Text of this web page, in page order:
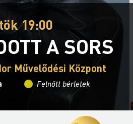
19:00
A SORS
Művelődési Központ
Felnőtt bérletek